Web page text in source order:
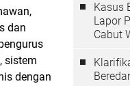
dan
sistem
dengan
Kasus
Lapor
Cabut